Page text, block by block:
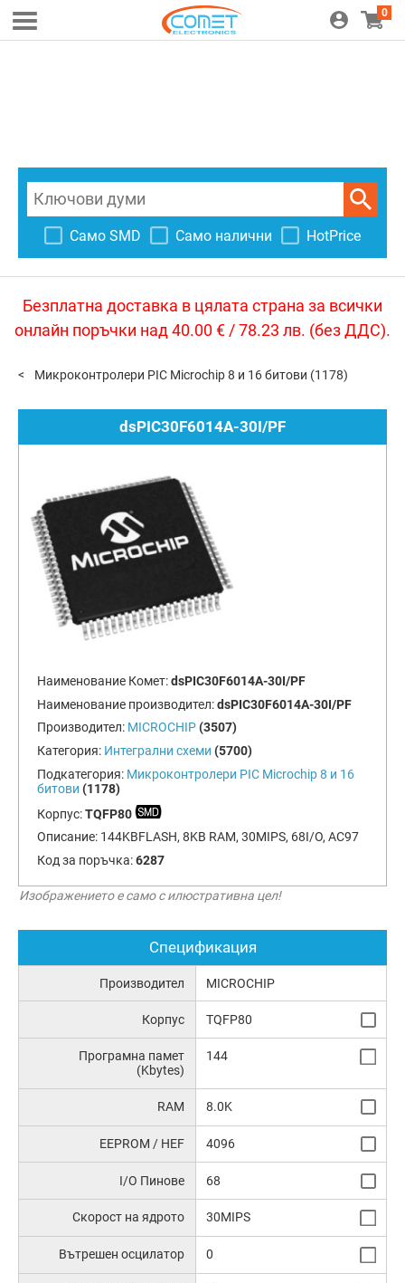
0
Само SMD Само налични HotPrice
Безплатна доставка в цялата страна за всички
онлайн поръчки над 40.00 € / 78.23 лв. (без ДДС).
Микроконтролери PIC Microchip 8 и 16 битови (1178)
dsPIC30F6014A-30I/PF
Наименование Комет:dsPIC30F6014A-30I/PF
Наименование производител:dsPIC30F6014A-30I/PF
Производител: MICROCHIP (3507)
Категория: Интегрални схеми (5700)
Подкатегория: Микроконтролери PIC Microchip 8 и 16
битови (1178)
Корпус:TQFP80
Описание: 144KBFLASH, 8KB RAM, 30MIPS, 68I/O, AC97
Код за поръчка:6287
Изображението е само с илюстративна цел!
Спецификация
Производител MICROCHIP
Корпус TQFP80
Програмна памет
(Kbytes)
144
RAM 8.0K
EEPROM / HEF 4096
I/O Пинове 68
Скорост на ядрото 30MIPS
Вътрешен осцилатор 0